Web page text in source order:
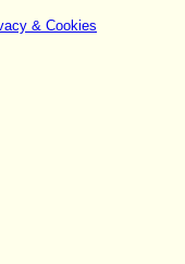
& Cookies